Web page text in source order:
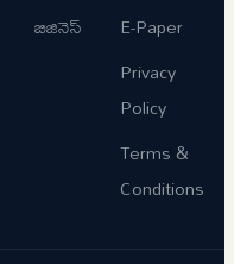
బిజినెస్
E-Paper
Privacy
Policy
Terms &
Conditions